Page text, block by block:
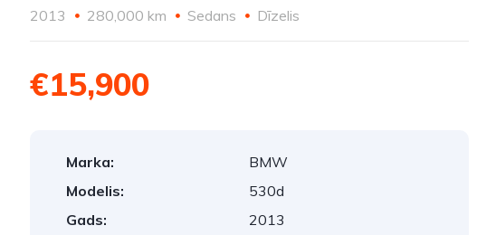
2013 280,000 km Sedans Dīzelis
€15,900
Marka:
BMW
Modelis:
530d
Gads:
2013